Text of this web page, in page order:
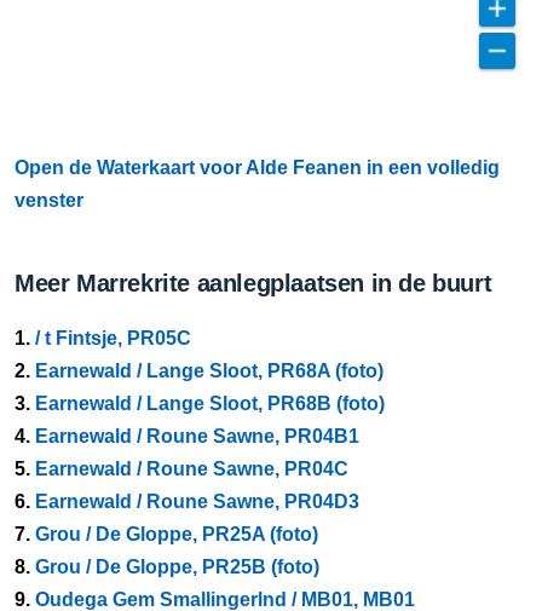
Open de Waterkaart voor Alde Feanen in een volledig
venster
Meer Marrekrite aanlegplaatsen in de buurt
1. / t Fintsje, PR05C
2. Earnewald / Lange Sloot, PR68A (foto)
3. Earnewald / Lange Sloot, PR68B (foto)
4. Earnewald / Roune Sawne, PR04B1
5. Earnewald / Roune Sawne, PR04C
6. Earnewald / Roune Sawne, PR04D3
7. Grou / De Gloppe, PR25A (foto)
8. Grou / De Gloppe, PR25B (foto)
9. Oudega Gem Smallingerlnd / MB01, MB01